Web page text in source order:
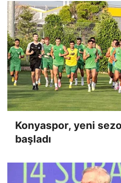
Konyaspor, yeni
başladı